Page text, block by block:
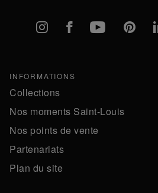
Instagram
FacebookYouTube
INFORMATIONS
Collections
Nos moments Saint-Louis
Nos points de vente
Partenariats
Plan du site